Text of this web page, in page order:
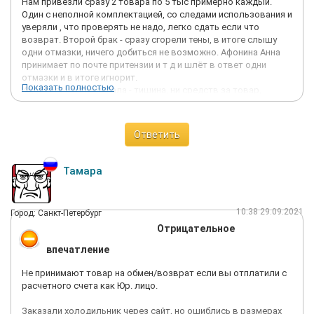
Один с неполной комплектацией, со следами использования и
уверяли , что проверять не надо, легко сдать если что
возврат. Второй брак - сразу сгорели тены, в итоге слышу
одни отмазки, ничего добиться не возможно. Афонина Анна
принимает по почте притензии и т д и шлёт в ответ одни
отмазки и в итоге игнорит.
Куда только я не писала - тишина, ни средств за товар,
купленный в Технопарк, ни денег!
Через суд только решаются дела с ними . Никакой возврат
или грантии они не осуществляют.
Здравствуйте, мне сегодня привезли товар бракованный,
сгорели тены сразу, на вопрос о возврате - ждите решения.
Какого решения? Я знаю свои права, я направила претензию
вам, если не удовлетворите требования добровольного,
будет иск в суд с требованиями морального вреда, неустойки
плюс компенсация и потребительский штраф.
Заказ номер 840 196 221
Заявка 70513
Заберите свой товар, пришлите курьера и верните,
пожалуйста, денежные средства .
С ув Ангелина Е
Показать полностью
Ответить
Тамара
Город: Санкт-Петербург 10:38 29.09.2021
Отрицательное
впечатление
Не принимают товар на обмен/возврат если вы отплатили с
расчетного счета как Юр. лицо.
Заказали холодильник через сайт, но ошиблись в размерах